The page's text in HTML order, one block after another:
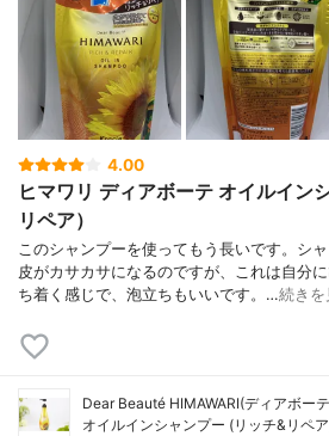
4.00
ヒマワリ ディアボーテ オイルイン
リペア）
このシャンプーを使ってもう長いです。シ
皮がカサカサになるのですが、これは自分
ち着く感じで、泡立ちもいいです。…続きを
Dear Beauté HIMAWARI(ディアボー
オイルインシャンプー (リッチ&リペ